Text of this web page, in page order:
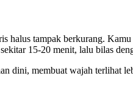
tampak berkurang. Kamu
15-20 menit, lalu bilas
dini, membuat wajah terlihat